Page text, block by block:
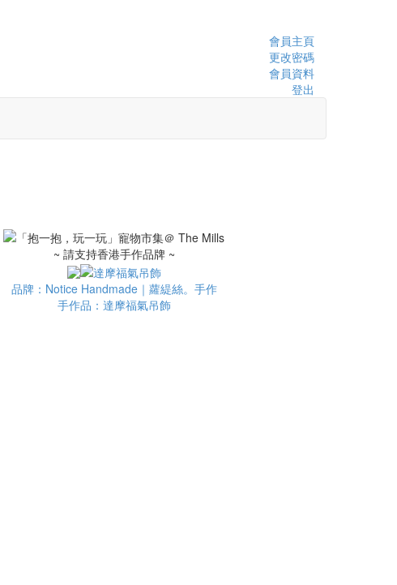
會員主頁
更改密碼
會員資料
登出
~ 請支持香港手作品牌 ~
品牌：Notice Handmade｜蘿緹絲。手作
手作品：達摩福氣吊飾